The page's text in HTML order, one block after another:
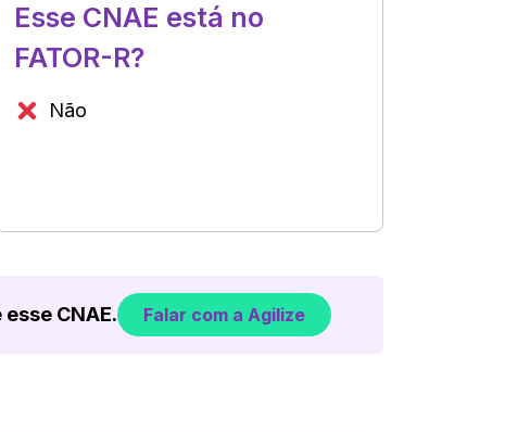
Esse CNAE está no
FATOR-R?
Não
CNAE. Falar com a Agilize